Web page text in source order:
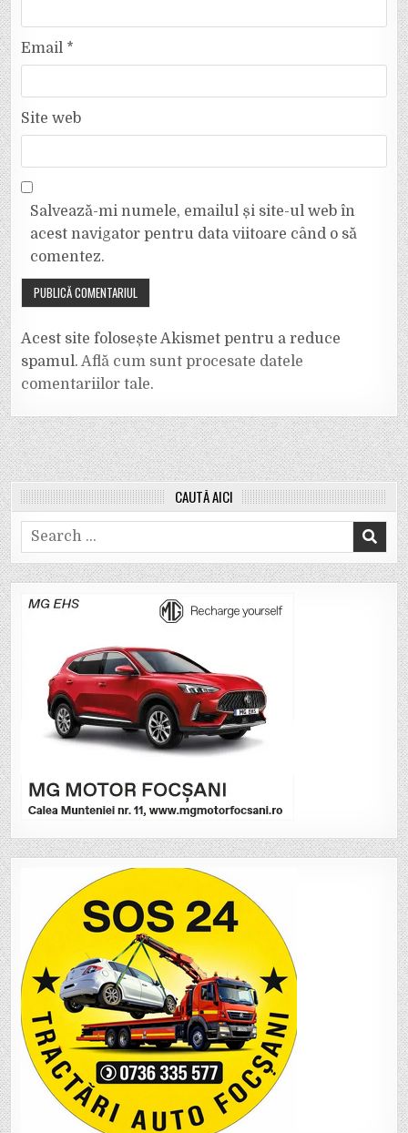
Email *
Site web
Salvează-mi numele, emailul și site-ul web în
acest navigator pentru data viitoare când o să
comentez.
Acest site folosește Akismet pentru a reduce
spamul. Află cum sunt procesate datele
comentariilor tale.
CAUTĂ AICI
Search
for: